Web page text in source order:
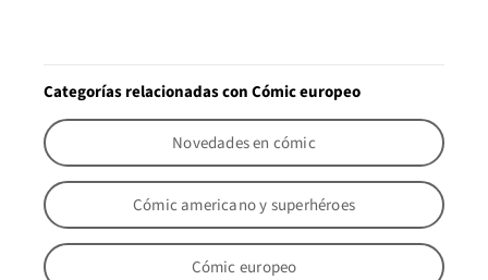
Categorías relacionadas con Cómic europeo
Novedades en cómic
Cómic americano y superhéroes
Cómic europeo